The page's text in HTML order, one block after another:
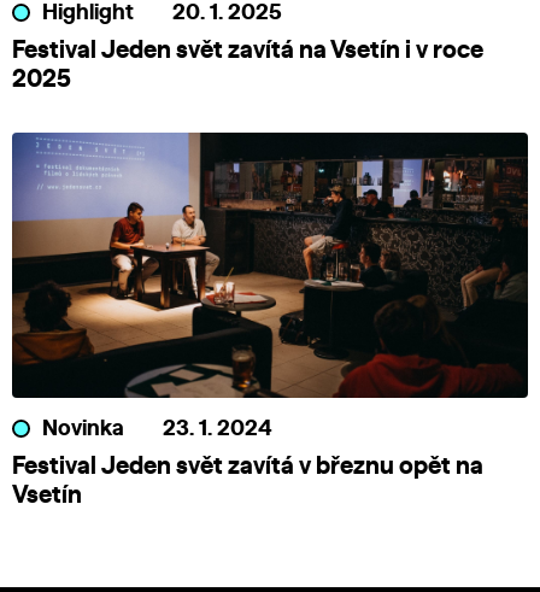
Highlight 20. 1. 2025
Festival Jeden svět zavítá na Vsetín i v roce
2025
Novinka 23. 1. 2024
Festival Jeden svět zavítá v březnu opět na
Vsetín